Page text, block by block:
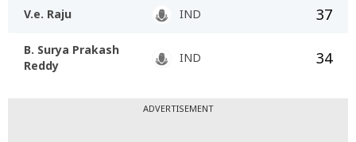
V.e. Raju IND 37
B. Surya Prakash
Reddy
IND 34
ADVERTISEMENT